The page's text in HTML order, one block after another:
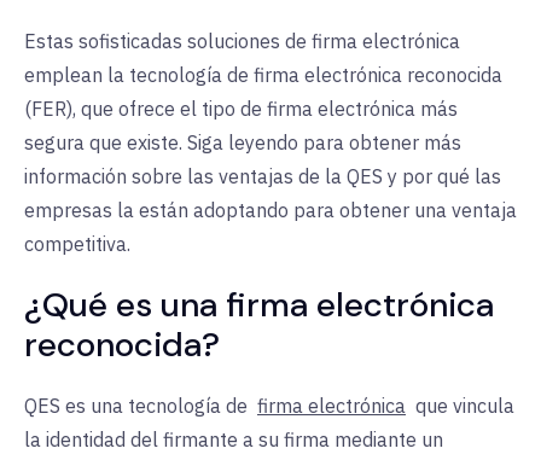
Estas sofisticadas soluciones de firma electrónica
emplean la tecnología de firma electrónica reconocida
(FER), que ofrece el tipo de firma electrónica más
segura que existe. Siga leyendo para obtener más
información sobre las ventajas de la QES y por qué las
empresas la están adoptando para obtener una ventaja
competitiva.
¿Qué es una firma electrónica
reconocida?
QES es una tecnología de firma electrónica que vincula
la identidad del firmante a su firma mediante un